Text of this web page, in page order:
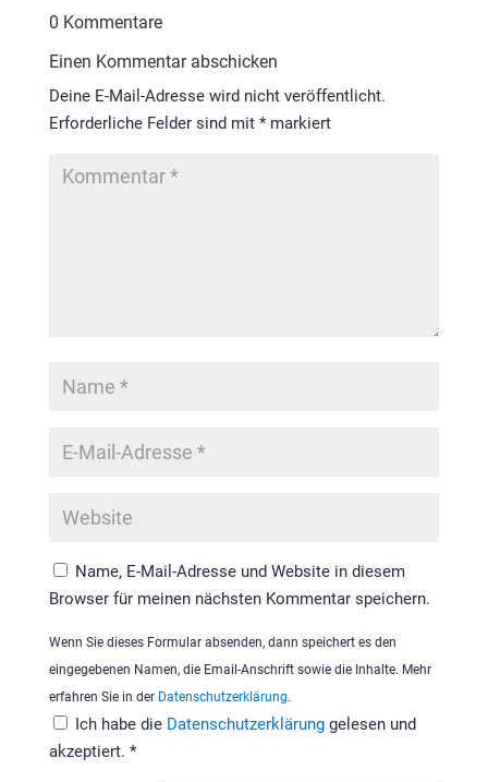
0 Kommentare
Einen Kommentar abschicken
Deine E-Mail-Adresse wird nicht veröffentlicht.
Erforderliche Felder sind mit *markiert
Name, E-Mail-Adresse und Website in diesem
Browser für meinen nächsten Kommentar speichern.
Wenn Sie dieses Formular absenden, dann speichert es den
eingegebenen Namen, die Email-Anschrift sowie die Inhalte. Mehr
erfahren Sie in der Datenschutzerklärung.
Ich habe die Datenschutzerklärung gelesen und
akzeptiert. *